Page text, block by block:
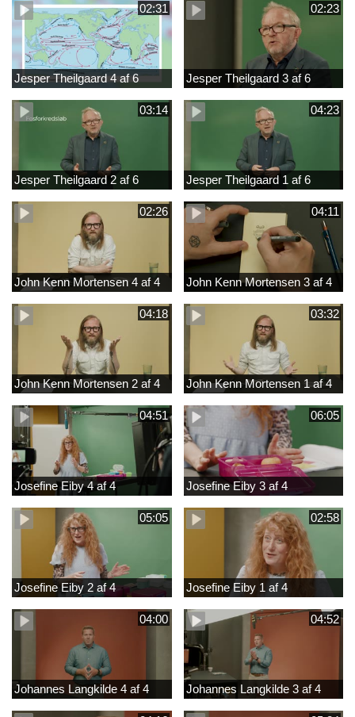
02:31
Jesper Theilgaard 4 af 6
02:23
Jesper Theilgaard 3 af 6
03:14
Jesper Theilgaard 2 af 6
04:23
Jesper Theilgaard 1 af 6
02:26
John Kenn Mortensen 4 af 4
04:11
John Kenn Mortensen 3 af 4
04:18
John Kenn Mortensen 2 af 4
03:32
John Kenn Mortensen 1 af 4
04:51
Josefine Eiby 4 af 4
06:05
Josefine Eiby 3 af 4
05:05
Josefine Eiby 2 af 4
02:58
Josefine Eiby 1 af 4
04:00
Johannes Langkilde 4 af 4
04:52
Johannes Langkilde 3 af 4